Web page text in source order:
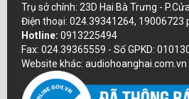
Trụ sở chính: 23D Hai Bà Trưng -
Điện thoại: 024.39341264, 19006723
Hotline: 0913225494
Fax: 024.39365559 - Số GPKD:
Website khác: audiohoanghai.com.vn